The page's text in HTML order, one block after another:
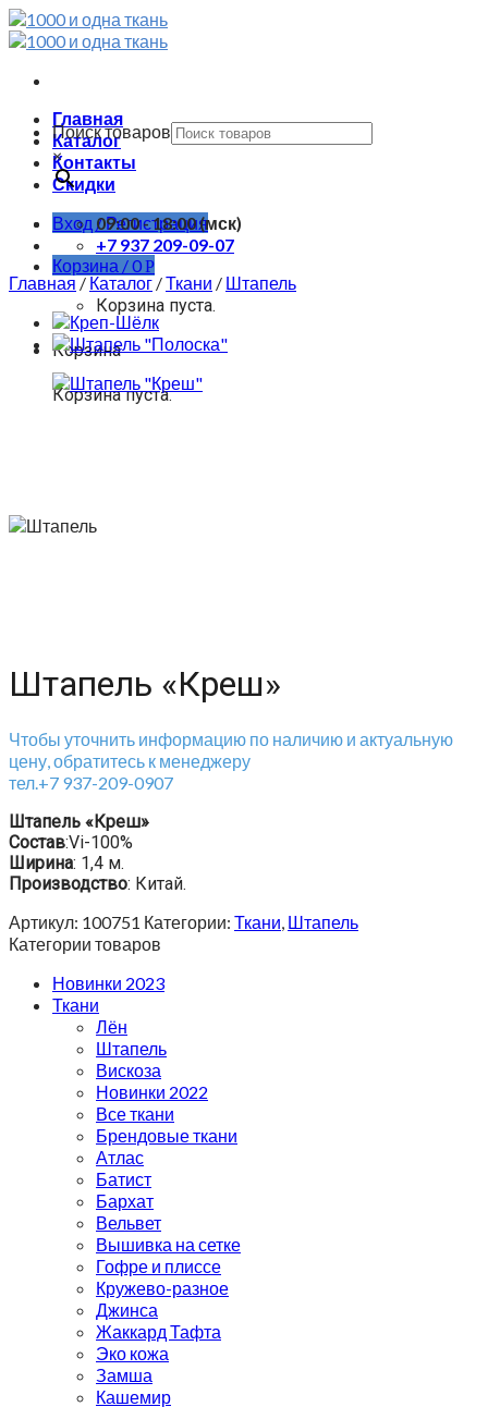
Skip
to
Главная
Каталог
Контакты
Скидки
Вход / Регистрация
Корзина /0Р
Корзина пуста.
Корзина
Корзина пуста.
Поиск товаров
×
09:00 - 18:00 (мск)
+7 937 209-09-07
Главная/Каталог /Ткани / Штапель
Штапель «Креш»
Чтобы уточнить информацию по наличию и актуальную
цену, обратитесь к менеджеру
тел.+7 937-209-0907
Штапель «Креш»
Состав:Vi-100%
Ширина: 1,4 м.
Производство: Китай.
Артикул: 100751 Категории: Ткани, Штапель
Категории товаров
Новинки 2023
Ткани
Лён
Штапель
Вискоза
Новинки 2022
Все ткани
Брендовые ткани
Атлас
Батист
Бархат
Вельвет
Вышивка на сетке
Гофре и плиссе
Кружево-разное
Джинса
Жаккард Тафта
Эко кожа
Замша
Кашемир